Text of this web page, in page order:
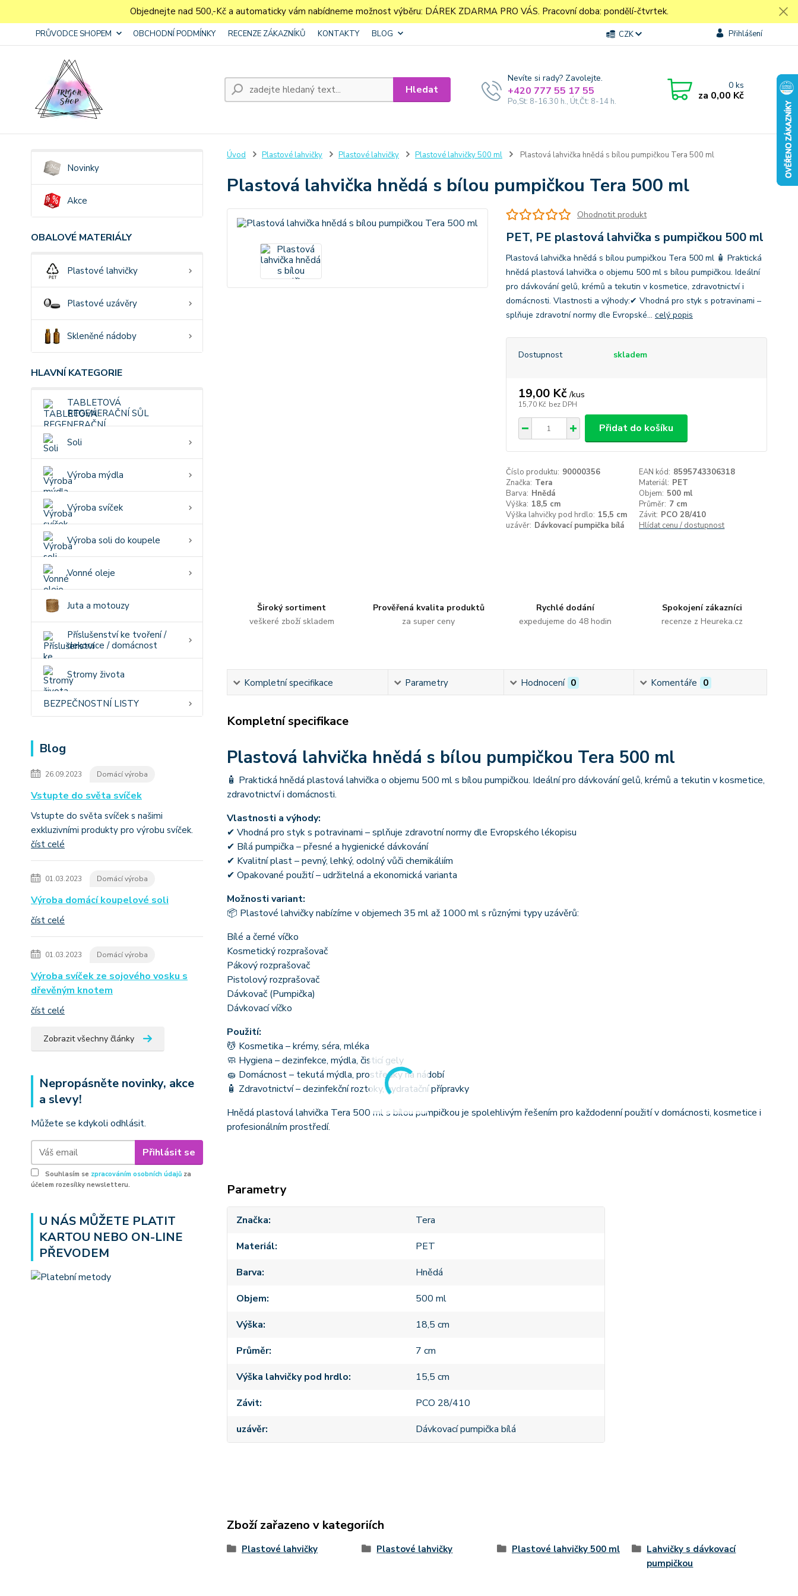
Objednejte nad 500,-Kč a automaticky vám nabídneme možnost výběru: DÁREK ZDARMA PRO VÁS. Pracovní doba: pondělí-čtvrtek.
PRŮVODCE SHOPEM OBCHODNÍ PODMÍNKY RECENZE ZÁKAZNÍKŮ KONTAKTY BLOG CZK Přihlášení
Hledat
Nevíte si rady? Zavolejte.
+420 777 55 17 55
Po,St: 8-16.30 h., Út,Čt: 8-14 h.
0ks
za 0,00 Kč
Novinky
Akce
OBALOVÉ MATERIÁLY
Plastové lahvičky
Plastové uzávěry
Skleněné nádoby
HLAVNÍ KATEGORIE
TABLETOVÁ
REGENERAČNÍ SŮL
Soli
Výroba mýdla
Výroba svíček
Výroba soli do koupele
Vonné oleje
Juta a motouzy
Příslušenství ke tvoření /
dekorace / domácnost
Stromy života
BEZPEČNOSTNÍ LISTY
Blog
26.09.2023 Domácí výroba
Vstupte do světa svíček
Vstupte do světa svíček s našimi
exkluzivními produkty pro výrobu svíček.
číst celé
01.03.2023 Domácí výroba
Výroba domácí koupelové soli
číst celé
01.03.2023 Domácí výroba
Výroba svíček ze sojového vosku s
dřevěným knotem
číst celé
Zobrazit všechny články
Nepropásněte novinky, akce
a slevy!
Můžete se kdykoli odhlásit.
Přihlásit se
Souhlasím se zpracováním osobních údajů za
účelem rozesílky newsletteru.
U NÁS MŮŽETE PLATIT
KARTOU NEBO ON-LINE
PŘEVODEM
Úvod Plastové lahvičky Plastové lahvičky Plastové lahvičky 500 ml Plastová lahvička hnědá s bílou pumpičkou Tera 500 ml
Plastová lahvička hnědá s bílou pumpičkou Tera 500 ml
Ohodnotit produkt
PET, PE plastová lahvička s pumpičkou 500 ml
Plastová lahvička hnědá s bílou pumpičkou Tera 500 ml 🧴 Praktická
hnědá plastová lahvička o objemu 500 ml s bílou pumpičkou. Ideální
pro dávkování gelů, krémů a tekutin v kosmetice, zdravotnictví i
domácnosti. Vlastnosti a výhody:✔ Vhodná pro styk s potravinami –
splňuje zdravotní normy dle Evropské... celý popis
Dostupnost skladem
19,00 Kč /kus
15,70 Kč bez DPH
Přidat do košíku
Číslo produktu: 90000356 EAN kód: 8595743306318
Značka: Tera Materiál: PET
Barva: Hnědá Objem: 500 ml
Výška: 18,5 cm Průměr: 7 cm
Výška lahvičky pod hrdlo: 15,5 cm Závit: PCO 28/410
uzávěr: Dávkovací pumpička bílá Hlídat cenu / dostupnost
Široký sortiment
veškeré zboží skladem
Prověřená kvalita produktů
za super ceny
Rychlé dodání
expedujeme do 48 hodin
Spokojení zákazníci
recenze z Heureka.cz
Kompletní specifikace Parametry Hodnocení 0 Komentáře 0
Kompletní specifikace
Plastová lahvička hnědá s bílou pumpičkou Tera 500 ml
🧴 Praktická hnědá plastová lahvička o objemu 500 ml s bílou pumpičkou. Ideální pro dávkování gelů, krémů a tekutin v kosmetice,
zdravotnictví i domácnosti.
Vlastnosti a výhody:
✔ Vhodná pro styk s potravinami – splňuje zdravotní normy dle Evropského lékopisu
✔ Bílá pumpička – přesné a hygienické dávkování
✔ Kvalitní plast – pevný, lehký, odolný vůči chemikáliím
✔ Opakované použití – udržitelná a ekonomická varianta
Možnosti variant:
📦 Plastové lahvičky nabízíme v objemech 35 ml až 1000 ml s různými typy uzávěrů:
Bílé a černé víčko
Kosmetický rozprašovač
Pákový rozprašovač
Pistolový rozprašovač
Dávkovač (Pumpička)
Dávkovací víčko
Použití:
💆 Kosmetika – krémy, séra, mléka
🧼 Hygiena – dezinfekce, mýdla, čisticí gely
🧽 Domácnost – tekutá mýdla, prostředky na nádobí
🧴 Zdravotnictví – dezinfekční roztoky, hydratační přípravky
Hnědá plastová lahvička Tera 500 ml s bílou pumpičkou je spolehlivým řešením pro každodenní použití v domácnosti, kosmetice i
profesionálním prostředí.
Parametry
Značka
Tera
Materiál
PET
Barva
Hnědá
Objem
500 ml
Výška
18,5 cm
Průměr
7 cm
Výška lahvičky pod hrdlo
15,5 cm
Závit
PCO 28/410
uzávěr
Dávkovací pumpička bílá
Zboží zařazeno v kategoriích
Plastové lahvičky Plastové lahvičky Plastové lahvičky 500 ml
Lahvičky s dávkovací
pumpičkou